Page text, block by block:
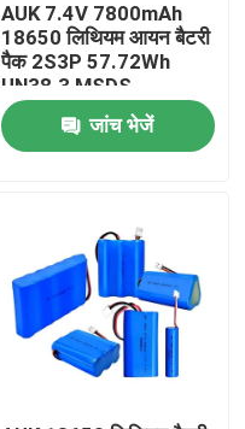
AUK 7.4V 7800mAh
18650 लिथियम आयन बैटरी
पैक 2S3P 57.72Wh
UN38.3 MSDS
IEC62133 के साथ पावर
टूल्स के लिए जांच भेजें